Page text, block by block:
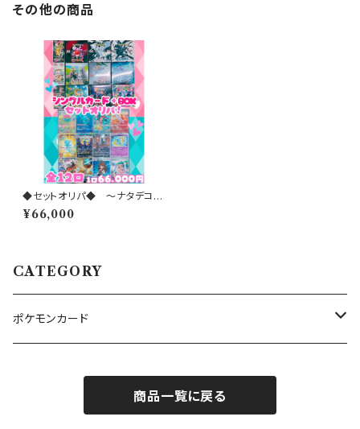
その他の商品
◆セットオリパ◆ 〜ナタデココ
オリパ 2026 vol.48〜
¥66,000
CATEGORY
ポケモンカード
商品一覧に戻る